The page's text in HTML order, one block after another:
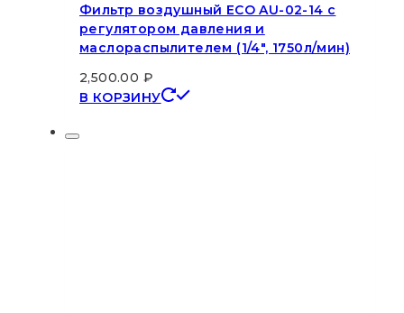
Фильтр воздушный ECO AU-02-14 с
регулятором давления и
маслораспылителем (1/4″, 1750л/мин)
2,500.00 ₽
В КОРЗИНУ